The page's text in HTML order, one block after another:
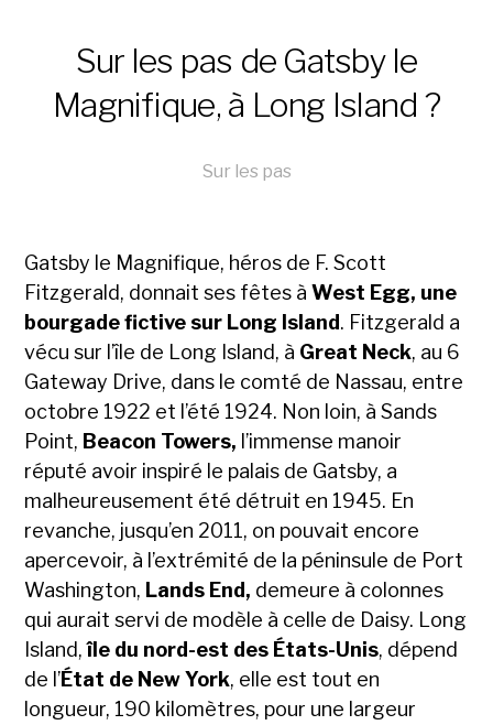
Sur les pas de Gatsby le
Magnifique, à Long Island ?
Sur les pas
Gatsby le Magnifique, héros de F. Scott
Fitzgerald, donnait ses fêtes àWest Egg, une
bourgade fictive sur Long Island. Fitzgerald a
vécu sur l’île de Long Island, à Great Neck, au 6
Gate­way Drive, dans le comté de Nassau, entre
octobre 1922 et l’été 1924. Non loin, à Sands
Point, Beacon Towers, l’immense manoir
réputé avoir inspiré le palais de Gatsby, a
malheureusement été détruit en 1945. En
revanche, jusqu’en 2011, on pouvait encore
apercevoir, à l’extrémité de la péninsule de Port
Washington, Lands End, demeure à colonnes
qui aurait servi de modèle à celle de Daisy. Long
Island,île du nord-est des États-Unis, dépend
de l’État de New York, elle est tout en
longueur, 190 kilomètres, pour une largeur